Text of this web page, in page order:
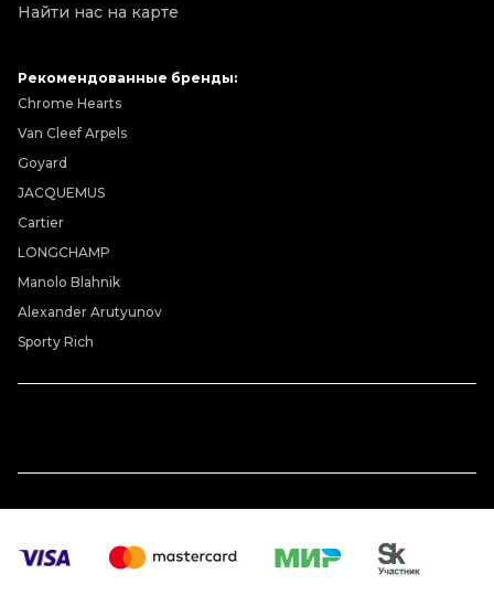
Найти нас на карте
Рекомендованные бренды:
Chrome Hearts
Van Cleef Arpels
Goyard
JACQUEMUS
Cartier
LONGCHAMP
Manolo Blahnik
Alexander Arutyunov
Sporty Rich